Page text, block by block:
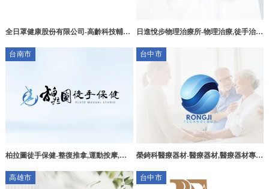
全日罩健康股份有限公司-高齡科技輔具,
練,
日進悅步物理治療所-物理治療,徒手治
物理治療,安南區徒手治療
台南市
柏拉圖徒手保健-整復推拿,運動按摩,台
台中市
榮錡科醫療器材-醫療器材,醫療器材專賣
賣店
高雄市 台中市